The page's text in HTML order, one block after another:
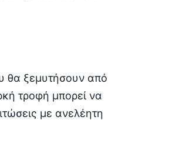
θα ξεμυτήσουν από
τροφή μπορεί να
με ανελέητη